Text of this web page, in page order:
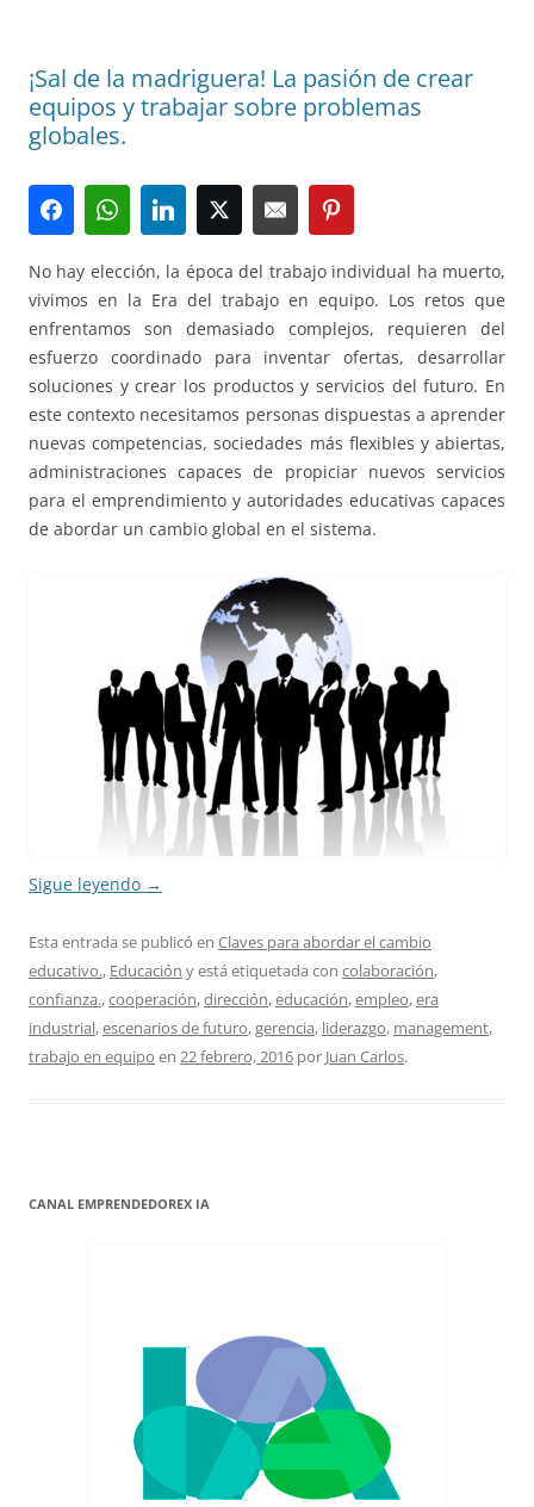
¡Sal de la madriguera! La pasión de crear
equipos y trabajar sobre problemas
globales.
No hay elección, la época del trabajo individual ha muerto,
vivimos en la Era del trabajo en equipo. Los retos que
enfrentamos son demasiado complejos, requieren del
esfuerzo coordinado para inventar ofertas, desarrollar
soluciones y crear los productos y servicios del futuro. En
este contexto necesitamos personas dispuestas a aprender
nuevas competencias, sociedades más flexibles y abiertas,
administraciones capaces de propiciar nuevos servicios
para el emprendimiento y autoridades educativas capaces
de abordar un cambio global en el sistema.
Sigue leyendo →
Esta entrada se publicó en Claves para abordar el cambio
educativo., Educación y está etiquetada con colaboración,
confianza.,cooperación,dirección,educación,empleo,era
industrial,escenarios de futuro,gerencia, liderazgo, management,
trabajo en equipo en 22 febrero, 2016 por Juan Carlos.
CANAL EMPRENDEDOREX IA